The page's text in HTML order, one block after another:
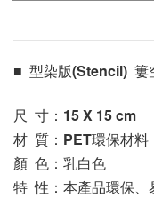
■  型染版(Stencil)
尺  寸：15 X 15 cm
材  質：PET環保材料
顏  色：乳白色
特  性：本產品環保、